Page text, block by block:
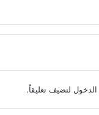
لتضيف تعليقاً.